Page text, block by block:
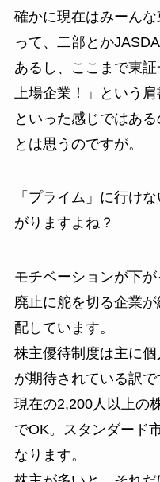
確かに現在はみーん
って、二部とか
あるし、ここまで東
上場企業！
」という肩
といった感じではあ
とは思うのですが。
「プライム」に行け
がりますよね？
モチベーションが下
廃止に舵を切る企業
配しています。
株主優待制度は主に
が期待されている訳で
現在の2,200人以上の
でOK。スタンダード
なります。